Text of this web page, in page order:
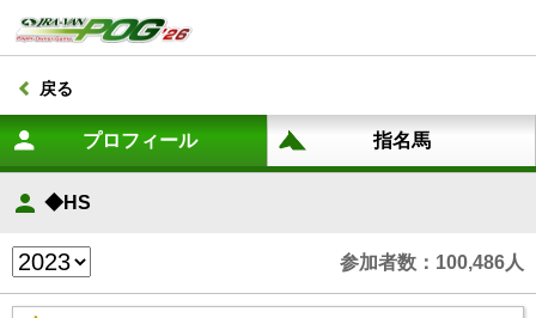
戻る
◆HS
参加者数：100,486人